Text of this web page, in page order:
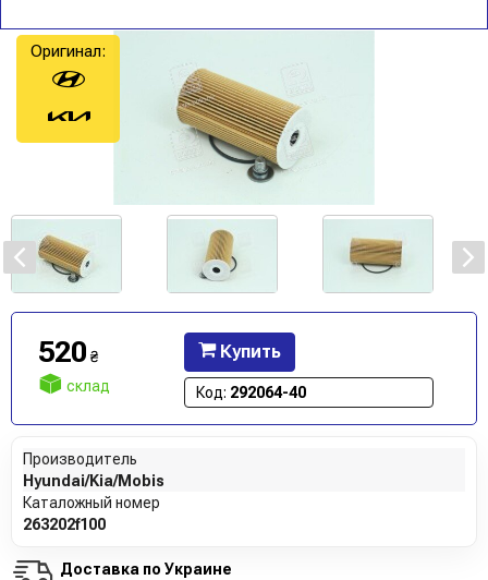
Оригинал:
520 ₴
склад
Купить
Код: 292064-40
Производитель
Hyundai/Kia/Mobis
Каталожный номер
263202f100
Доставка по Украине